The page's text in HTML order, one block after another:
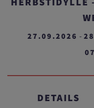
27.09.2026 -
DETAILS